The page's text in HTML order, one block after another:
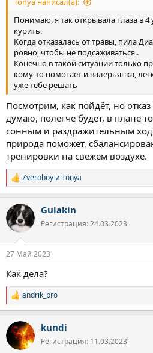
Понимаю, я так открывала глаза в 4
курить.
Когда отказалась от травы, пила
ровно, чтобы не подсаживаться..
Конечно в такой ситуации только
кому-то помогает и валерьянка,
уже тебе решать
Посмотрим, как пойдёт, но
думаю, полегче будет, в плане
сонным и раздражительным
природа поможет,
тренировки на свежем воздухе.
Р
е
к
ц
и
Zveroboy и Tonya
Gulakin
Регистрация: 24.03.2023
27 Май 2023
Как дела?
Р
е
к
ц
и
andrik_bro
kundi
Регистрация: 11.03.2023